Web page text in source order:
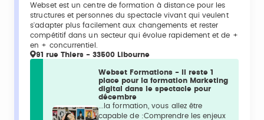
Webset est un centre de formation à distance pour les
structures et personnes du spectacle vivant qui veulent
s'adapter plus facilement aux changements et rester
compétitif dans un secteur qui évolue rapidement et de +
en + concurrentiel.
91 rue Thiers - 33500 Libourne
Webset Formations - Il reste 1
place pour la formation Marketing
digital dans le spectacle pour
décembre
...la formation, vous allez être
capable de :Comprendre les enjeux